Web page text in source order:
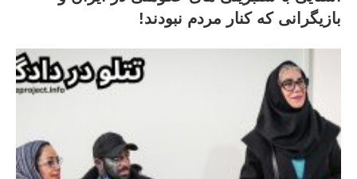
بازیگرانی که کنار مردم نبودند!